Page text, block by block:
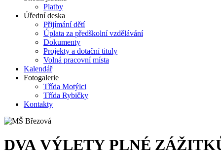
Platby
Úřední deska
Přijímání dětí
Úplata za předškolní vzdělávání
Dokumenty
Projekty a dotační tituly
Volná pracovní místa
Kalendář
Fotogalerie
Třída Motýlci
Třída Rybičky
Kontakty
DVA VÝLETY PLNÉ